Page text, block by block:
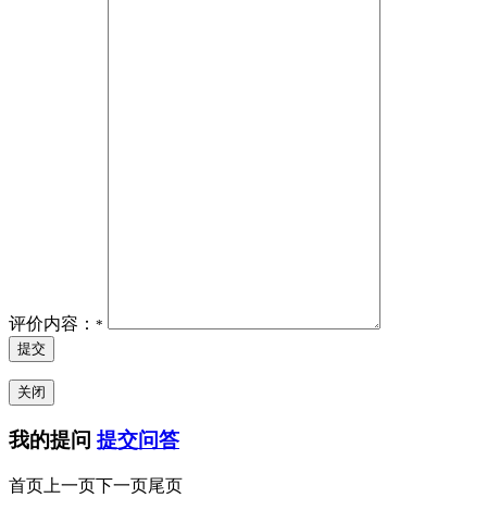
评价内容： *
提交
关闭
我的提问 提交问答
首页 上一页下一页尾页